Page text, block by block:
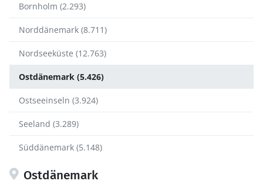
Bornholm (2.293)
Norddänemark (8.711)
Nordseeküste (12.763)
Ostdänemark (5.426)
Ostseeinseln (3.924)
Seeland (3.289)
Süddänemark (5.148)
Ostdänemark